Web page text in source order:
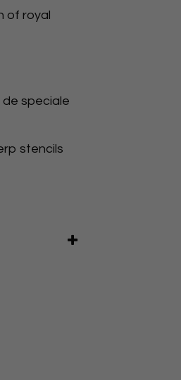
of royal
de speciale
stencils